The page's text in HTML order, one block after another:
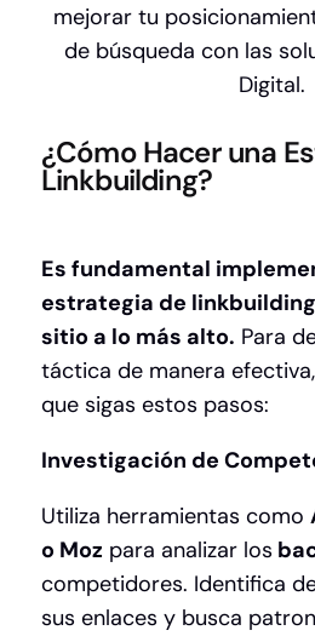
mejorar tu
de búsqueda con las
Digital.
¿Cómo Hacer una
Linkbuilding?
Es fundamental
estrategia de
sitio a lo más alto. Para
táctica de manera
que sigas estos pasos:
Investigación de
Utiliza herramientas como
o Moz para analizar los
competidores. Identifica
sus enlaces y busca